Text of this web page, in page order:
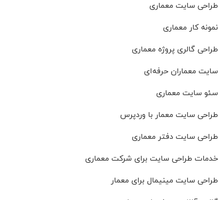
طراحی سایت معماری
نمونه کار معماری
طراحی گالری پروژه معماری
سایت معماران حرفه‌ای
سئو سایت معماری
طراحی سایت معمار با وردپرس
طراحی سایت دفتر معماری
خدمات طراحی سایت برای شرکت معماری
طراحی سایت مینیمال برای معمار